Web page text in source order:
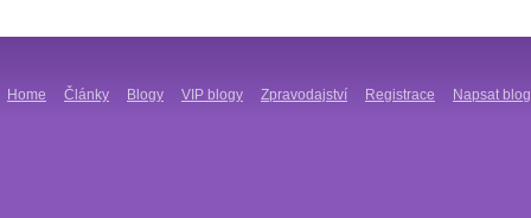
Home Články Blogy VIP blogy Zpravodajství Registrace Napsat blog